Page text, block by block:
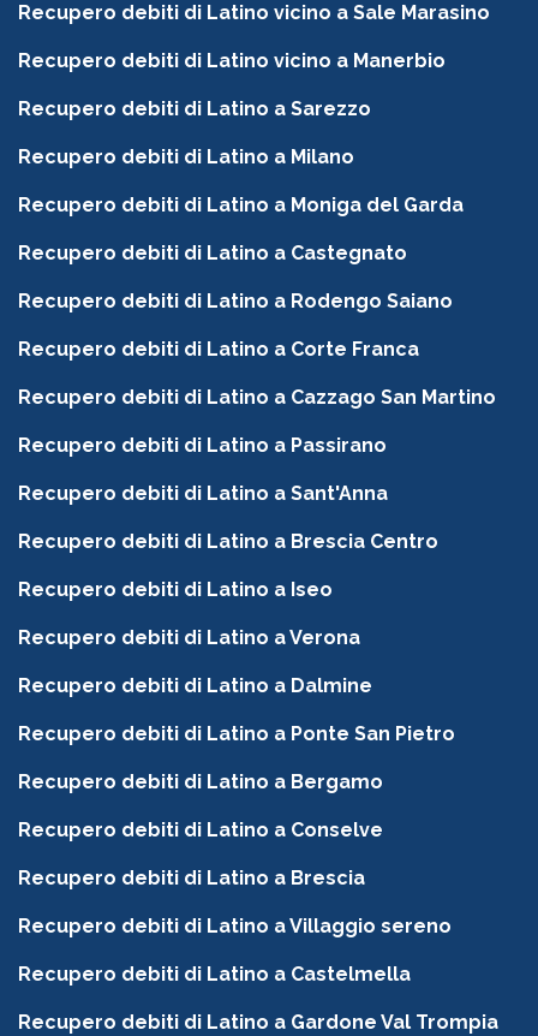
Recupero debiti di Latino vicino a Sale Marasino
Recupero debiti di Latino vicino a Manerbio
Recupero debiti di Latino a Sarezzo
Recupero debiti di Latino a Milano
Recupero debiti di Latino a Moniga del Garda
Recupero debiti di Latino a Castegnato
Recupero debiti di Latino a Rodengo Saiano
Recupero debiti di Latino a Corte Franca
Recupero debiti di Latino a Cazzago San Martino
Recupero debiti di Latino a Passirano
Recupero debiti di Latino a Sant'Anna
Recupero debiti di Latino a Brescia Centro
Recupero debiti di Latino a Iseo
Recupero debiti di Latino a Verona
Recupero debiti di Latino a Dalmine
Recupero debiti di Latino a Ponte San Pietro
Recupero debiti di Latino a Bergamo
Recupero debiti di Latino a Conselve
Recupero debiti di Latino a Brescia
Recupero debiti di Latino a Villaggio sereno
Recupero debiti di Latino a Castelmella
Recupero debiti di Latino a Gardone Val Trompia